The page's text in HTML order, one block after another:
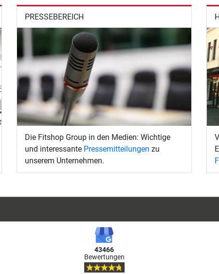
PRESSEBEREICH
Die Fitshop Group in den Medien: Wichtige
und interessante Pressemitteilungen zu
unserem Unternehmen.
43466
Bewertungen